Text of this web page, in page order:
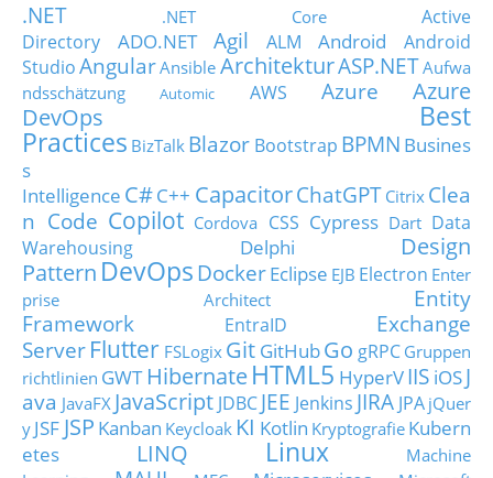
.NET .NET Core
Active
Directory
ADO.NET Agil ALM Android
Android
StudioAngularAnsible ArchitekturASP.NETAufwa
ndsschätzung
Automic AWS Azure
Azure
DevOps
Best
Practices BizTalk Blazor Bootstrap BPMN Busines
s
Intelligence C#C++ CapacitorChatGPT Citrix Clea
n Code Copilot Cordova CSS Cypress Dart Data
Warehousing
Delphi
Design
Pattern DevOps DockerEclipse EJB Electron Enter
prise Architect
Entity
Framework
EntraID
Exchange
Server Flutter FSLogix Git GitHubGo gRPC Gruppen
richtlinien GWT HibernateHTML5 HyperVIIS iOSJ
ava JavaFX JavaScript JDBC JEE Jenkins JIRA JPA jQuer
y JSF JSP Kanban Keycloak KI Kotlin Kryptografie Kubern
etes
LINQ Linux
Machine